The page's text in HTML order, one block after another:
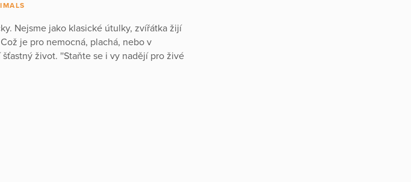
Nejsme jako klasické útulky, zvířátka žijí
je pro nemocná, plachá, nebo v
život. ''Staňte se i vy nadějí pro živé